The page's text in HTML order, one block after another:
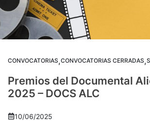
CONVOCATORIAS,CONVOCATORIAS CERRADAS,
Premios del Documental
2025 – DOCS ALC
10/06/2025